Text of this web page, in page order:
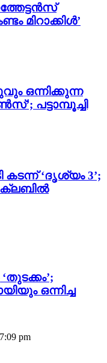
മിറാക്കിൾ’
ഒന്നിക്കുന്ന
പട്ടാമ്പൂച്ചി
കടന്ന് ‘ദൃശ്യം 3’;
ക്ലബിൽ
ഒന്നിച്ച
pm